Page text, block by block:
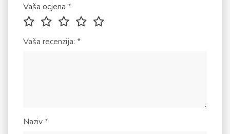
Vaša ocjena *
Vaša recenzija: *
Naziv*